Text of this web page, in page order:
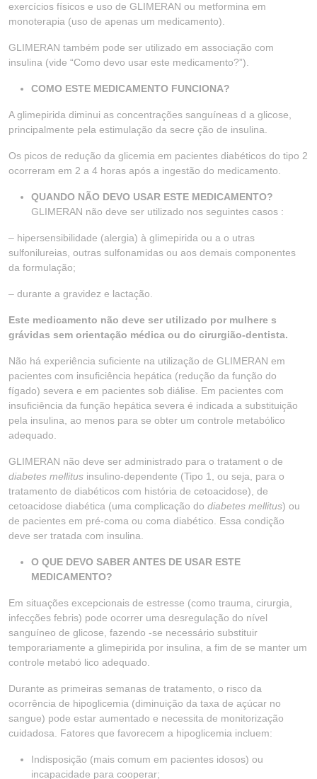
exercícios físicos e uso de GLIMERAN ou metformina em
monoterapia (uso de apenas um medicamento).
GLIMERAN também pode ser utilizado em associação com
insulina (vide “Como devo usar este medicamento?”).
COMO ESTE MEDICAMENTO FUNCIONA?
A glimepirida diminui as concentrações sanguíneas d a glicose,
principalmente pela estimulação da secre ção de insulina.
Os picos de redução da glicemia em pacientes diabéticos do tipo 2
ocorreram em 2 a 4 horas após a ingestão do medicamento.
QUANDO NÃO DEVO USAR ESTE MEDICAMENTO?
GLIMERAN não deve ser utilizado nos seguintes casos :
– hipersensibilidade (alergia) à glimepirida ou a o utras
sulfonilureias, outras sulfonamidas ou aos demais componentes
da formulação;
– durante a gravidez e lactação.
Este medicamento não deve ser utilizado por mulhere s
grávidas sem orientação médica ou do cirurgião-dentista.
Não há experiência suficiente na utilização de GLIMERAN em
pacientes com insuficiência hepática (redução da função do
fígado) severa e em pacientes sob diálise. Em pacientes com
insuficiência da função hepática severa é indicada a substituição
pela insulina, ao menos para se obter um controle metabólico
adequado.
GLIMERAN não deve ser administrado para o tratament o de
diabetes mellitus insulino-dependente (Tipo 1, ou seja, para o
tratamento de diabéticos com história de cetoacidose), de
cetoacidose diabética (uma complicação do diabetes mellitus) ou
de pacientes em pré-coma ou coma diabético. Essa condição
deve ser tratada com insulina.
O QUE DEVO SABER ANTES DE USAR ESTE
MEDICAMENTO?
Em situações excepcionais de estresse (como trauma, cirurgia,
infecções febris) pode ocorrer uma desregulação do nível
sanguíneo de glicose, fazendo -se necessário substituir
temporariamente a glimepirida por insulina, a fim de se manter um
controle metabó lico adequado.
Durante as primeiras semanas de tratamento, o risco da
ocorrência de hipoglicemia (diminuição da taxa de açúcar no
sangue) pode estar aumentado e necessita de monitorização
cuidadosa. Fatores que favorecem a hipoglicemia incluem:
Indisposição (mais comum em pacientes idosos) ou
incapacidade para cooperar;